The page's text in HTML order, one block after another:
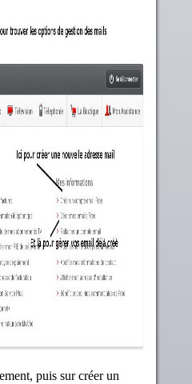
puis sur créer un